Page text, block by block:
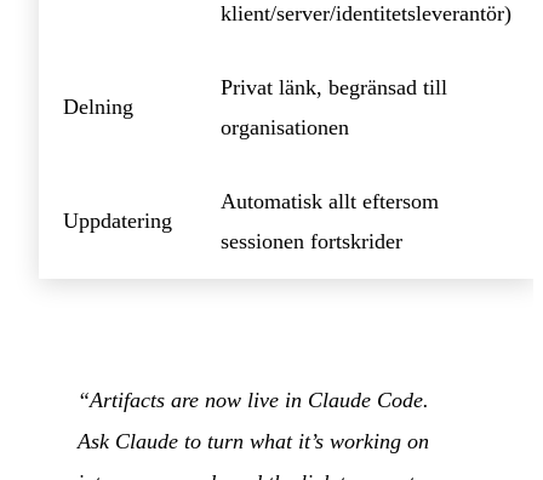
klient/server/identitetsleverantör)
Delning
Privat länk, begränsad till
organisationen
Uppdatering
Automatisk allt eftersom
sessionen fortskrider
“Artifacts are now live in Claude Code.
Ask Claude to turn what it’s working on